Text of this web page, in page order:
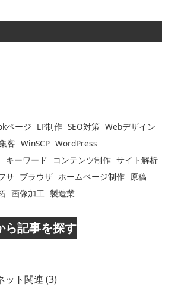
ページ LP制作 SEO対策 Webデザイン
客 WinSCP WordPress
キーワード コンテンツ制作 サイト解析
サ ブラウザ ホームページ制作 原稿
画像加工 製造業
ら記事を探す
ット関連 (3)